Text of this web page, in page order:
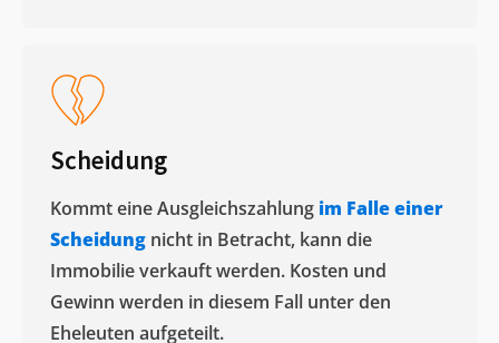
Scheidung
Kommt eine Ausgleichszahlung im Falle einer
Scheidung nicht in Betracht, kann die
Immobilie verkauft werden. Kosten und
Gewinn werden in diesem Fall unter den
Eheleuten aufgeteilt.​